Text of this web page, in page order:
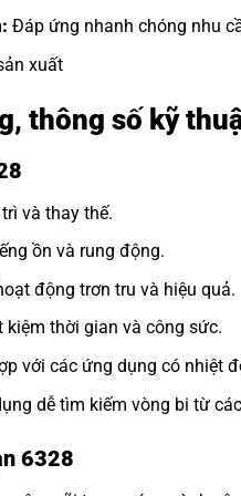
Đáp ứng nhanh chóng nhu
xuất
thông số kỹ
và thay thế.
ồn và rung động.
động trơn tru và hiệu quả.
kiệm thời gian và công sức.
với các ứng dụng có nhiệt
dễ tìm kiếm vòng bi từ
6328